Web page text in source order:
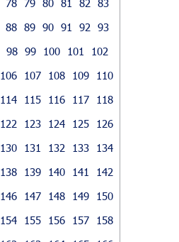
78 79 80 81 82
83
88 89 90 91 92
93
98 99 100 101
102
106 107 108 109
110
114 115 116 117
118
122 123 124 125
126
130 131 132 133
134
138 139 140 141
142
146 147 148 149
150
154 155 156 157
158